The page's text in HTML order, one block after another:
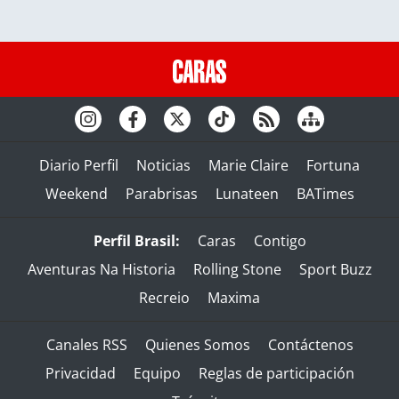
Diario Perfil Noticias Marie Claire
Fortuna
Weekend
Parabrisas Lunateen BATimes
Perfil Brasil: Caras
Contigo
Aventuras Na Historia
Rolling Stone
Sport Buzz
Recreio
Maxima
Canales RSS Quienes Somos
Contáctenos
Privacidad
Equipo
Reglas de participación